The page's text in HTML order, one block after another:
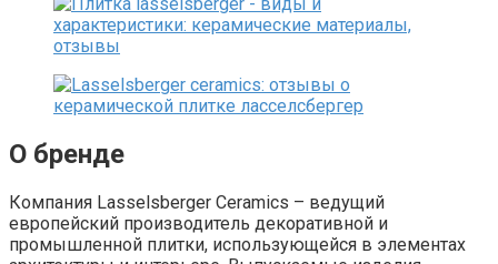
О бренде
Компания Lasselsberger Ceramics – ведущий
европейский производитель декоративной и
промышленной плитки, использующейся в элементах